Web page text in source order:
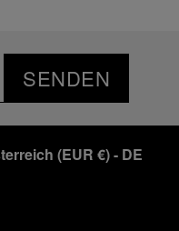
SENDEN
(EUR €)- DE